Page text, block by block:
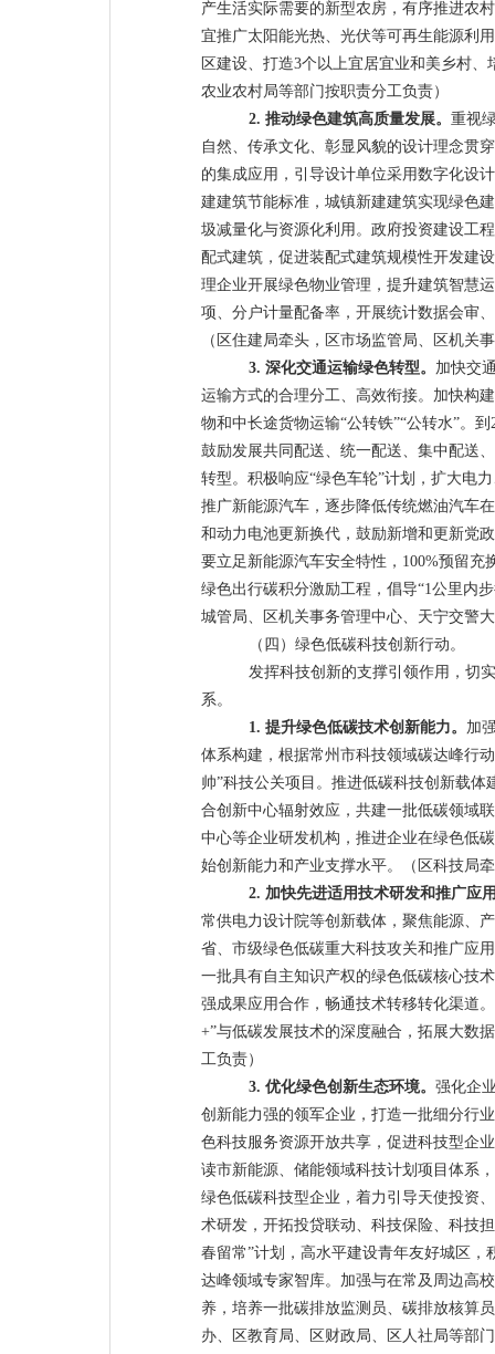
产生活实际需要的新型农房， 有序推进农
宜推广太阳能光热、光伏等可再生能源利
区建设、打造3个以上宜居宜业和美乡村、
农业农村局等部门按职责分工负责）
2. 推动绿色建筑高质量发展。 重视
自然、传承文化、彰显风貌的设计理念贯
的集成应用，引导设计单位采用数字化设
建建筑节能标准，城镇新建建筑实现绿色
圾减量化与资源化利用。 政府投资建设工
配式建筑，促进装配式建筑规模性开发建
理企业开展绿色物业管理，提升建筑智慧
项、分户计量配备率，开展统计数据会审
（ 区住建局牵头，区市场监管局、区机关
3. 深化交通运输绿色转型。 加快交
运输方式的合理分工、高效衔接。加快构
物和中长途货物运输“公转铁”“公转水”。 到
鼓励发展共同配送、统一配送、集中配送
转型。积极响应“绿色车轮”计划，扩大电
推广新能源汽车，逐步降低传统燃油汽车
和动力电池更新换代，鼓励新增和更新党
要立足新能源汽车安全特性， 100%预留充
绿色出行碳积分激励工程，倡导“1公里内
城管局、区机关事务管理中心、天宁交警
（四）绿色低碳科技创新行动。
发挥科技创新的支撑引领作用，切
系。
1. 提升绿色低碳技术创新能力。 加
体系构建，根据常州市科技领域碳达峰行
帅”科技公关项目。推进低碳科技创新载体
合创新中心辐射效应，共建一批低碳领域
中心等企业研发机构，推进企业在绿色低
始创新能力和产业支撑水平。
（区科技局
2. 加快先进适用技术研发和推广应
常供电力设计院等创新载体，聚焦能源、
省、市级绿色低碳重大科技攻关和推广应
一批具有自主知识产权的绿色低碳核心技
强成果应用合作，畅通技术转移转化渠道
+”与低碳发展技术的深度融合，拓展大数
工负责）
3. 优化绿色创新生态环境。 强化企
创新能力强的领军企业，打造一批细分行
色科技服务资源开放共享，促进科技型企
读市新能源、储能领域科技计划项目体系
绿色低碳科技型企业，着力引导天使投资
术研发，开拓投贷联动、科技保险、科技
春留常”计划，高水平建设青年友好城区，
达峰领域专家智库。加强与在常及周边高
养，培养一批碳排放监测员、碳排放核算
办、区教育局、区财政局、区人社局等部